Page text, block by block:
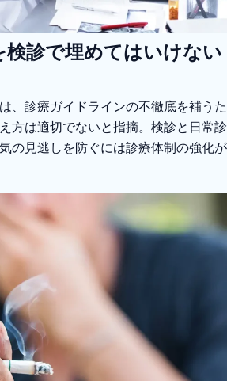
検診で埋めてはいけない
、診療ガイドラインの不徹底を補うた
方は適切でないと指摘。検診と日常診
の見逃しを防ぐには診療体制の強化が